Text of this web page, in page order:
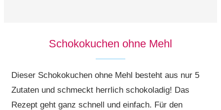
Schokokuchen ohne Mehl
Dieser Schokokuchen ohne Mehl besteht aus nur 5
Zutaten und schmeckt herrlich schokoladig! Das
Rezept geht ganz schnell und einfach. Für den